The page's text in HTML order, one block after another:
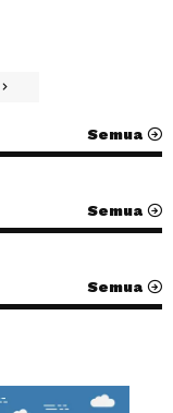
Semua
Semua
Semua